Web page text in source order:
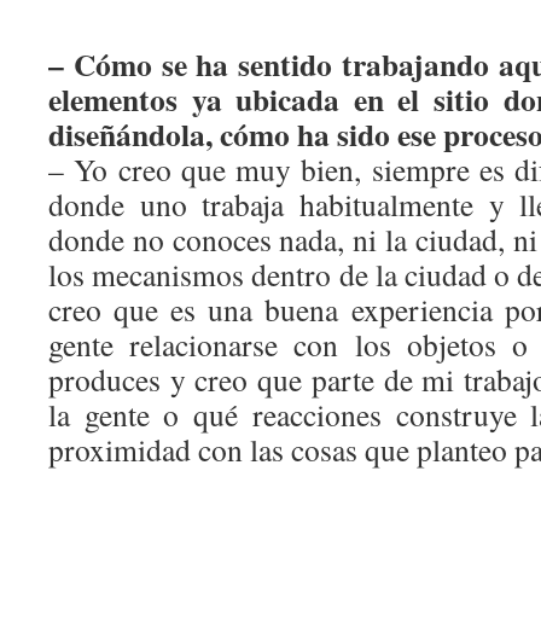
– Cómo se ha sentido trabajando
elementos ya ubicada en el sitio
diseñándola, cómo ha sido ese
– Yo creo que muy bien, siempre es
donde uno trabaja habitualmente y
donde no conoces nada, ni la ciudad,
los mecanismos dentro de la ciudad o
creo que es una buena experiencia
gente relacionarse con los objetos
produces y creo que parte de mi
la gente o qué reacciones
proximidad con las cosas que planteo